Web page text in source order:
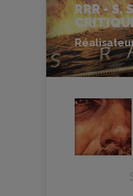
RRR - S.